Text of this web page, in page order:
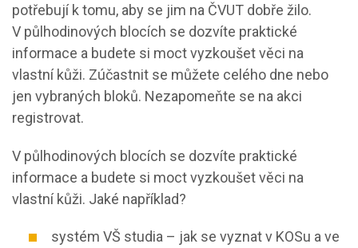
potřebují k tomu, aby se jim na ČVUT dobře žilo.
V půlhodinových blocích se dozvíte praktické
informace a budete si moct vyzkoušet věci na
vlastní kůži. Zúčastnit se můžete celého dne nebo
jen vybraných bloků. Nezapomeňte se na akci
registrovat.
V půlhodinových blocích se dozvíte praktické
informace a budete si moct vyzkoušet věci na
vlastní kůži. Jaké například?
systém VŠ studia – jak se vyznat v KOSu a ve